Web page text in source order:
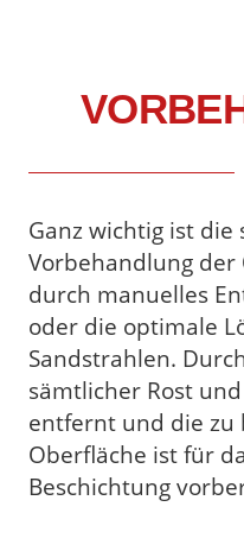
Ganz wichtig ist die
Vorbehandlung
durch manuelles
oder die optimale
Sandstrahlen.
sämtlicher Rost
entfernt und die zu
Oberfläche ist für
Beschichtung